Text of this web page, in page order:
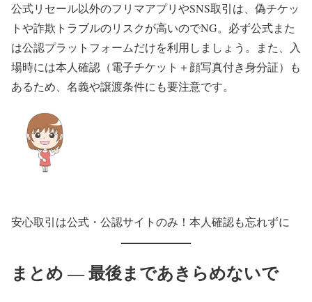
公式リセール以外のフリマアプリやSNS取引は、偽チケッ
トや詐欺トラブルのリスクが高いのでNG。必ず公式また
は公認プラットフォームだけを利用しましょう。また、入
場時には本人確認（電子チケット＋顔写真付き身分証）も
あるため、名義や譲渡条件にも要注意です。
安心取引は公式・公認サイトのみ！本人確認も忘れずに
まとめ ― 最後まであきらめないで